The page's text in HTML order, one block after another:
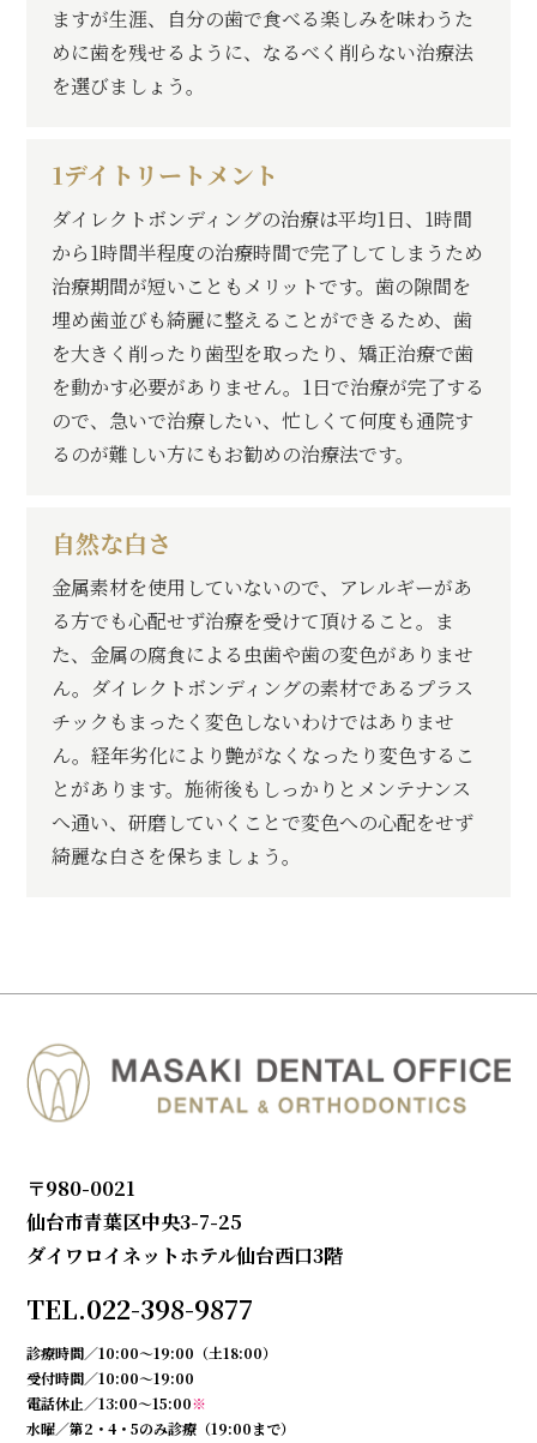
ますが生涯、自分の歯で食べる楽しみを味わうた
めに歯を残せるように、なるべく削らない治療法
を選びましょう。
1デイトリートメント
ダイレクトボンディングの治療は平均1日、1時間
から1時間半程度の治療時間で完了してしまうため
治療期間が短いこともメリットです。 歯の隙間を
埋め歯並びも綺麗に整えることができるため、歯
を大きく削ったり歯型を取ったり、矯正治療で歯
を動かす必要がありません。 1日で治療が完了する
ので、急いで治療したい、忙しくて何度も通院す
るのが難しい方にもお勧めの治療法です。
自然な白さ
金属素材を使用していないので、アレルギーがあ
る方でも心配せず治療を受けて頂けること。 ま
た、金属の腐食による虫歯や歯の変色がありませ
ん。 ダイレクトボンディングの素材であるプラス
チックもまったく変色しないわけではありませ
ん。 経年劣化により艶がなくなったり変色するこ
とがあります。 施術後もしっかりとメンテナンス
へ通い、研磨していくことで変色への心配をせず
綺麗な白さを保ちましょう。
〒980-0021
仙台市青葉区中央3-7-25
ダイワロイネットホテル仙台西口3階
TEL.022-398-9877
診療時間／10:00〜19:00（土18:00）
受付時間／10:00〜19:00
電話休止／13:00〜15:00※
水曜／第2・4・5のみ診療（19:00まで）